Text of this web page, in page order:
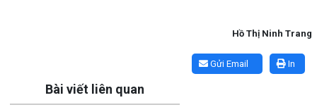
Hồ Thị Ninh Trang
In
Gửi Email
Bài viết liên quan